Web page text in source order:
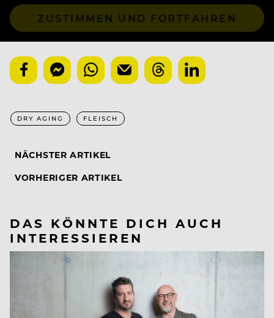
ZUSTIMMEN UND FORTFAHREN
DRY AGING FLEISCH
NÄCHSTER ARTIKEL
VORHERIGER ARTIKEL
DAS KÖNNTE DICH AUCH
INTERESSIEREN